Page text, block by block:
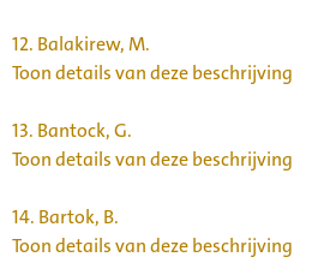
12. Balakirew, M.
Toon details van deze beschrijving
13. Bantock, G.
Toon details van deze beschrijving
14. Bartok, B.
Toon details van deze beschrijving